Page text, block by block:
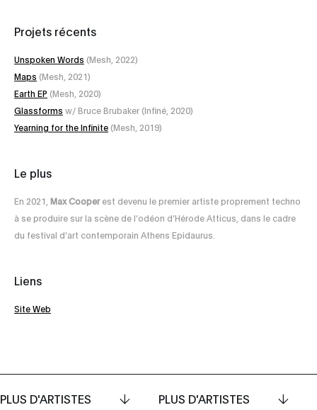
Projets récents
Unspoken Words (Mesh, 2022)
Maps (Mesh, 2021)
Earth EP (Mesh, 2020)
Glassforms w/ Bruce Brubaker (Infiné, 2020)
Yearning for the Infinite (Mesh, 2019)
Le plus
En 2021, Max Cooperest devenu le premier artiste proprement techno
à se produire sur la scène de l’odéon d’Hérode Atticus, dans le cadre
du festival d’art contemporain Athens Epidaurus.
Liens
Site Web
PLUS D'ARTISTES PLUS D'ARTISTES